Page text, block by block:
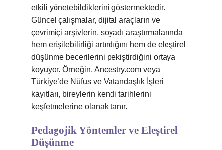
etkili yönetebildiklerini göstermektedir.
Güncel çalışmalar, dijital araçların ve
çevrimiçi arşivlerin, soyadı araştırmalarında
hem erişilebilirliği artırdığını hem de eleştirel
düşünme becerilerini pekiştirdiğini ortaya
koyuyor. Örneğin, Ancestry.com veya
Türkiye’de Nüfus ve Vatandaşlık İşleri
kayıtları, bireylerin kendi tarihlerini
keşfetmelerine olanak tanır.
Pedagojik Yöntemler ve Eleştirel
Düşünme